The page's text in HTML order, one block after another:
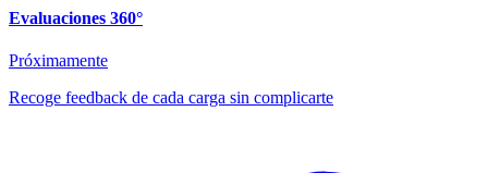
Evaluaciones 360°
Próximamente
Recoge feedback de cada carga sin complicarte